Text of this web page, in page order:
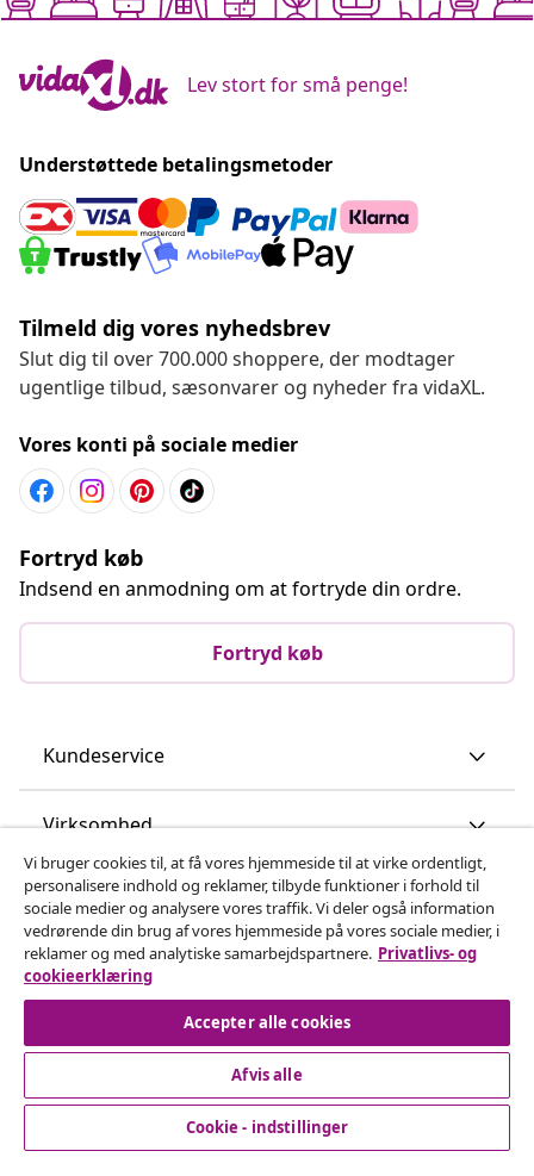
Lev stort for små penge!
Understøttede betalingsmetoder
Tilmeld dig vores nyhedsbrev
Slut dig til over 700.000 shoppere, der modtager
ugentlige tilbud, sæsonvarer og nyheder fra vidaXL.
Vores konti på sociale medier
Fortryd køb
Indsend en anmodning om at fortryde din ordre.
Fortryd køb
Kundeservice
Virksomhed
vidaXL
Opdag mere
© 2008-2026 www.vidaxl.dk er et website under vidaXL
Vi bruger cookies til, at få vores hjemmeside til at virke ordentligt,
personalisere indhold og reklamer, tilbyde funktioner i forhold til
sociale medier og analysere vores traffik. Vi deler også information
vedrørende din brug af vores hjemmeside på vores sociale medier, i
reklamer og med analytiske samarbejdspartnere. Privatlivs- og
cookieerklæring
Accepter alle cookies
Afvis alle
Cookie - indstillinger